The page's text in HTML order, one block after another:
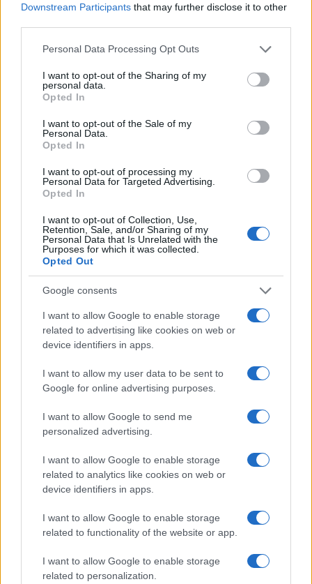
Downstream Participants that may further disclose it to other
Please note that this website/app uses one or more Google
not limited to your visit or usage behaviour. You may click to
grant or deny consent to Google and its third-party tags to
use your data for below specified purposes in below Google
consent section.
Personal Data Processing Opt Outs
I want to opt-out of the Sharing of my
personal data.
Opted In
I want to opt-out of the Sale of my
Personal Data.
Opted In
I want to opt-out of processing my
Personal Data for Targeted Advertising.
Opted In
I want to opt-out of Collection, Use,
Retention, Sale, and/or Sharing of my
Personal Data that Is Unrelated with the
Purposes for which it was collected.
Opted Out
Google consents
I want to allow Google to enable storage
related to advertising like cookies on web or
device identifiers in apps.
I want to allow my user data to be sent to
Google for online advertising purposes.
I want to allow Google to send me
personalized advertising.
I want to allow Google to enable storage
related to analytics like cookies on web or
device identifiers in apps.
I want to allow Google to enable storage
related to functionality of the website or app.
I want to allow Google to enable storage
related to personalization.
Continua a leggere
Reparti aeronavali della Guardia di Finanza: controllo del
territorio e contrasto agli illeciti
Francesca Galli · 8 Ago 2026
FINANZA
Governo e opposizione in contrasto: le accuse di Conte sulle
mascherine contraffatte
FINANZA